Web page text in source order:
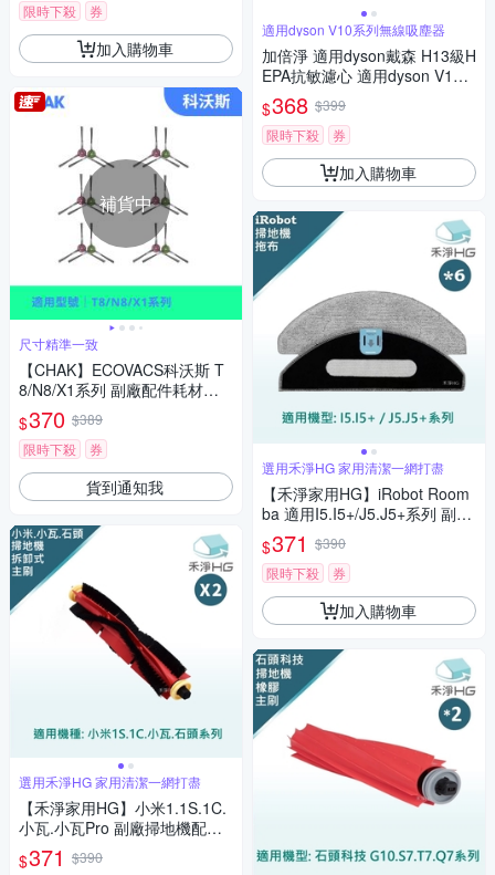
限時下殺
券
加入購物車
補貨中
尺寸精準一致
【CHAK】ECOVACS科沃斯 T
8/N8/X1系列 副廠配件耗材超
值組(邊刷6對)
$370 $389
限時下殺
券
貨到通知我
選用禾淨HG 家用清潔一網打盡
【禾淨家用HG】小米1.1S.1C.
小瓦.小瓦Pro 副廠掃地機配件
可拆式主刷(毛膠刷 2入/組)
$371 $390
適用dyson V10系列無線吸塵器
加倍淨 適用dyson戴森 H13級H
EPA抗敏濾心 適用dyson V10 S
V12系列無線吸塵器
$368 $399
限時下殺
券
加入購物車
選用禾淨HG 家用清潔一網打盡
【禾淨家用HG】iRobot Room
ba 適用I5.I5+/J5.J5+系列 副廠
掃地機配件 拖布(6入/組)
$371 $390
限時下殺
券
加入購物車